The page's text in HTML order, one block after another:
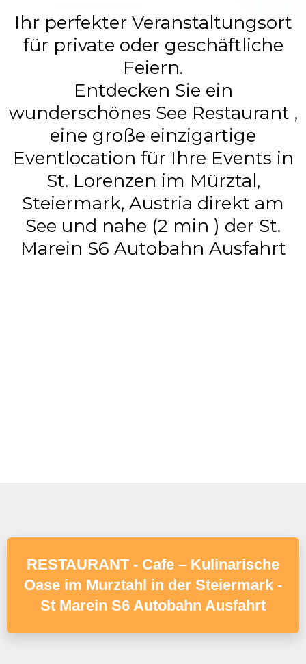
Ihr perfekter Veranstaltungsort
für private oder geschäftliche
Feiern.
Entdecken Sie ein
wunderschönes See Restaurant ,
eine große einzigartige
Eventlocation für Ihre Events in
St. Lorenzen im Mürztal,
Steiermark, Austria direkt am
See und nahe (2 min ) der St.
Marein S6 Autobahn Ausfahrt
RESTAURANT - Cafe – Kulinarische
Oase im Murztahl in der Steiermark -
St Marein S6 Autobahn Ausfahrt